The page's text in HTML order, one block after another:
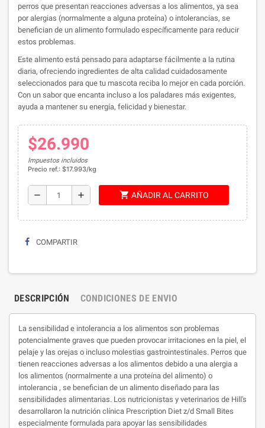
perros que presentan reacciones adversas a los alimentos, ya sea
por alergias (normalmente a alguna proteína) o intolerancias, se
benefician de un alimento formulado específicamente para reducir
estos problemas.
Este alimento está pensado para adaptarse fácilmente a la rutina
diaria, ofreciendo ingredientes de alta calidad cuidadosamente
seleccionados para que tu mascota reciba lo mejor en cada porción.
Con un sabor que encanta incluso a los paladares más exigentes,
ayuda a mantener su energía, felicidad y bienestar.
$26.990
Impuestos incluidos
Precio ref.: $17.993/kg
remove add shopping_cart AÑADIR AL CARRITO
COMPARTIR
DESCRIPCIÓN CONDICIONES DE ENVIO
La sensibilidad e intolerancia a los alimentos son problemas
potencialmente graves que pueden provocar irritaciones en la piel, el
pelaje y las orejas o incluso molestias gastrointestinales. Perros que
tienen reacciones adversas a los alimentos debido a una alergia a
los alimentos (normalmente a una proteína del alimento) o
intolerancia , se benefician de un alimento diseñado para las
sensibilidades alimentarias. Los nutricionistas y veterinarios de Hill's
desarrollaron la nutrición clínica Prescription Diet z/d Small Bites
especialmente formulada para apoyar las sensibilidades